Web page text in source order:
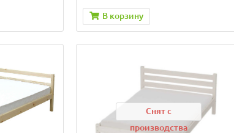
В корзину
Снят с
производства